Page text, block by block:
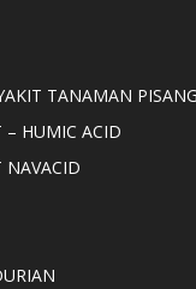
TANAMAN PISANG
HUMIC ACID